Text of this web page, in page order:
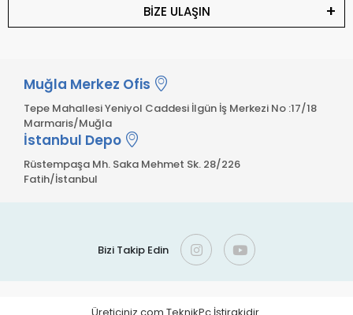
BİZE ULAŞIN
Muğla Merkez Ofis
Tepe Mahallesi Yeniyol Caddesi İlgün İş Merkezi No :17/18
Marmaris/Muğla
İstanbul Depo
Rüstempaşa Mh. Saka Mehmet Sk. 28/226
Fatih/İstanbul
Bizi Takip Edin